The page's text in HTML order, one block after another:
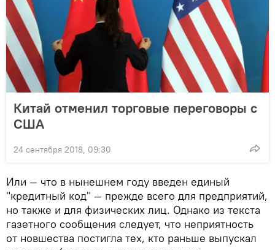
Китай отменил торговые переговоры с
США
24 сентября 2018, 09:30
Или — что в нынешнем году введен единый
"кредитный код" — прежде всего для предприятий,
но также и для физических лиц. Однако из текста
газетного сообщения следует, что неприятность
от новшества постигла тех, кто раньше выпускал